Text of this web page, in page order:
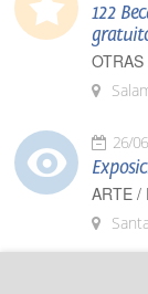
122
26/
ARTE /